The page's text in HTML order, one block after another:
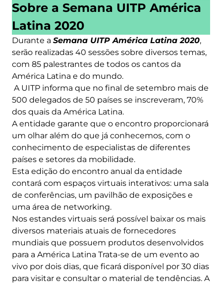
Sobre a Semana UITP América
Latina 2020
Durante a Semana UITP América Latina 2020,
serão realizadas 40 sessões sobre diversos temas,
com 85 palestrantes de todos os cantos da
América Latina e do mundo.
A UITP informa que no final de setembro mais de
500 delegados de 50 países se inscreveram, 70%
dos quais da América Latina.
A entidade garante que o encontro proporcionará
um olhar além do que já conhecemos, com o
conhecimento de especialistas de diferentes
países e setores da mobilidade.
Esta edição do encontro anual da entidade
contará com espaços virtuais interativos: uma sala
de conferências, um pavilhão de exposições e
uma área de networking.
Nos estandes virtuais será possível baixar os mais
diversos materiais atuais de fornecedores
mundiais que possuem produtos desenvolvidos
para a América Latina Trata-se de um evento ao
vivo por dois dias, que ficará disponível por 30 dias
para visitar e consultar o material de tendências. A